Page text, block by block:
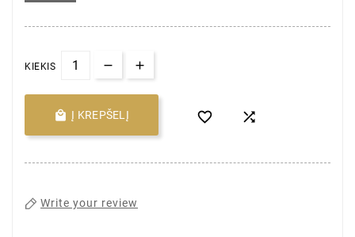
KIEKIS
 Į KREPŠELĮ  
Write your review